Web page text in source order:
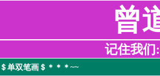
曾
记住我们
单双笔画＄＊＊＊~~